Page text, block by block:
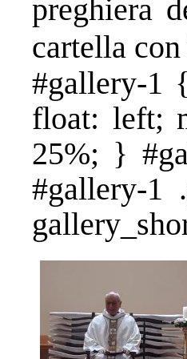
preghiera
cartella
#gallery-1
float: left;
25%; }
#gallery-1